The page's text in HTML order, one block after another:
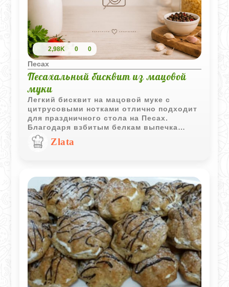
2,98K 0 0
Песах
Песахальный бисквит из мацовой
муки
Легкий бисквит на мацовой муке с
цитрусовыми нотками отлично подходит
для праздничного стола на Песах.
Благодаря взбитым белкам выпечка
получается воздушной и хорошо держит
форму.Zlata